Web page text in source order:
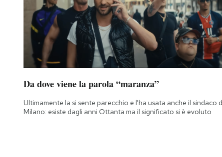
Da dove viene la parola “maranza”
Ultimamente la si sente parecchio e l'ha usata anche il sindaco
Milano: esiste dagli anni Ottanta ma il significato si è evoluto